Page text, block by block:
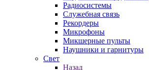
Радиосистемы
Служебная связь
Рекордеры
Микрофоны
Микшерные пульты
Наушники и гарнитуры
Свет
Назад